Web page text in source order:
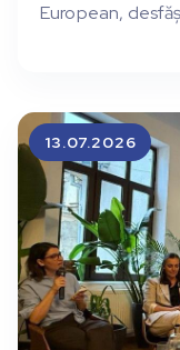
European,
13.07.2026